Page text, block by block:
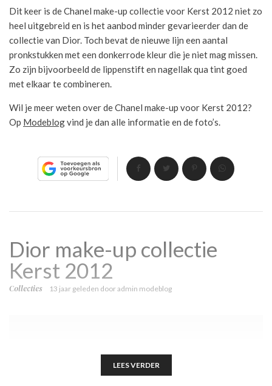
Dit keer is de Chanel make-up collectie voor Kerst 2012 niet zo
heel uitgebreid en is het aanbod minder gevarieerder dan de
collectie van Dior. Toch bevat de nieuwe lijn een aantal
pronkstukken met een donkerrode kleur die je niet mag missen.
Zo zijn bijvoorbeeld de lippenstift en nagellak qua tint goed
met elkaar te combineren.
Wil je meer weten over de Chanel make-up voor Kerst 2012?
Op Modeblogvind je dan alle informatie en de foto’s.
Dior make-up collectie
Kerst 2012
Collecties 13 jaar geleden dooradmin modeblog
LEES VERDER